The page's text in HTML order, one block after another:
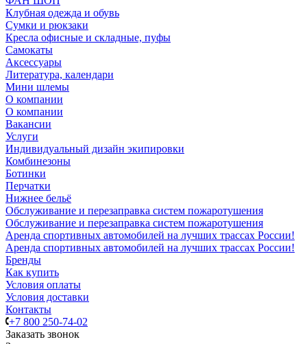
Клубная одежда и обувь
Сумки и рюкзаки
Кресла офисные и складные, пуфы
Самокаты
Аксессуары
Литература, календари
Мини шлемы
О компании
О компании
Вакансии
Услуги
Индивидуальный дизайн экипировки
Комбинезоны
Ботинки
Перчатки
Нижнее бельё
Обслуживание и перезаправка систем пожаротушения
Обслуживание и перезаправка систем пожаротушения
Аренда спортивных автомобилей на лучших трассах России!
Аренда спортивных автомобилей на лучших трассах России!
Бренды
Как купить
Условия оплаты
Условия доставки
Контакты
+7 800 250-74-02
Заказать звонок